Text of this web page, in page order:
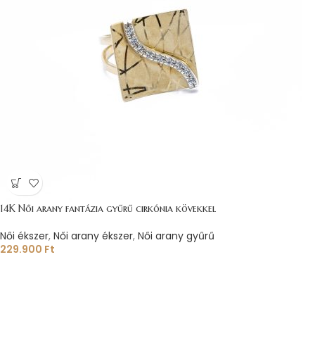
14K Női arany fantázia gyűrű cirkónia kövekkel
Női ékszer, Női arany ékszer, Női arany gyűrű
229.900 Ft